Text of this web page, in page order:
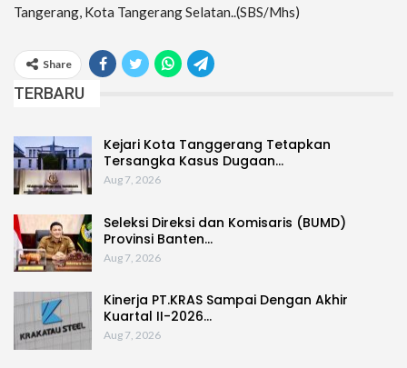
Tangerang, Kota Tangerang Selatan..(SBS/Mhs)
Share
TERBARU
Kejari Kota Tanggerang Tetapkan
Tersangka Kasus Dugaan…
Aug 7, 2026
Seleksi Direksi dan Komisaris (BUMD)
Provinsi Banten…
Aug 7, 2026
Kinerja PT.KRAS Sampai Dengan Akhir
Kuartal II-2026…
Aug 7, 2026